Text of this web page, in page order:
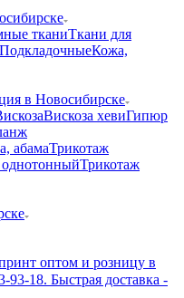
тканиТкани для
ПодкладочныеКожа,
в Новосибирске
Вискоза хевиГипюр
абамаТрикотаж
Трикотаж